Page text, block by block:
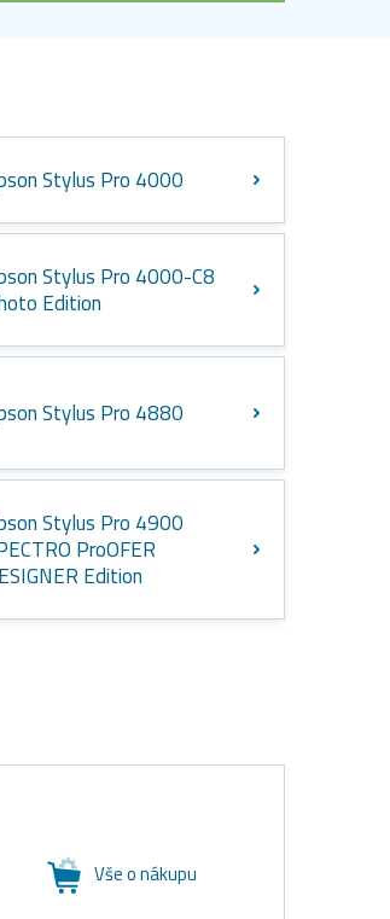
Stylus Pro 4000
Stylus Pro 4000-C8
Edition
Stylus Pro 4880
Stylus Pro 4900
ProOFER
Edition
Vše o nákupu